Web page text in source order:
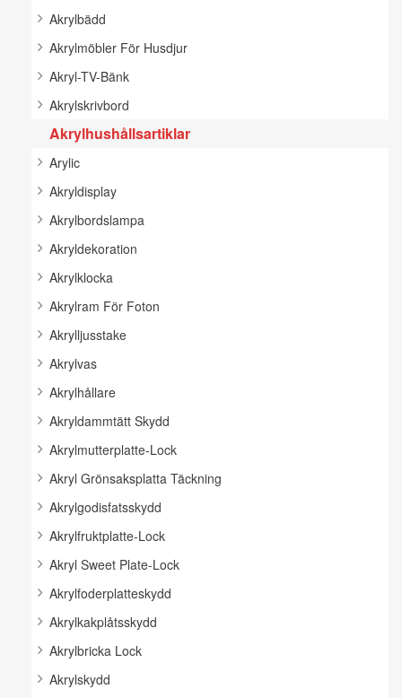
Akrylbädd
Akrylmöbler För Husdjur
Akryl-TV-Bänk
Akrylskrivbord
Akrylhushållsartiklar
Arylic
Akryldisplay
Akrylbordslampa
Akryldekoration
Akrylklocka
Akrylram För Foton
Akrylljusstake
Akrylvas
Akrylhållare
Akryldammtätt Skydd
Akrylmutterplatte-Lock
Akryl Grönsaksplatta Täckning
Akrylgodisfatsskydd
Akrylfruktplatte-Lock
Akryl Sweet Plate-Lock
Akrylfoderplatteskydd
Akrylkakplåtsskydd
Akrylbricka Lock
Akrylskydd